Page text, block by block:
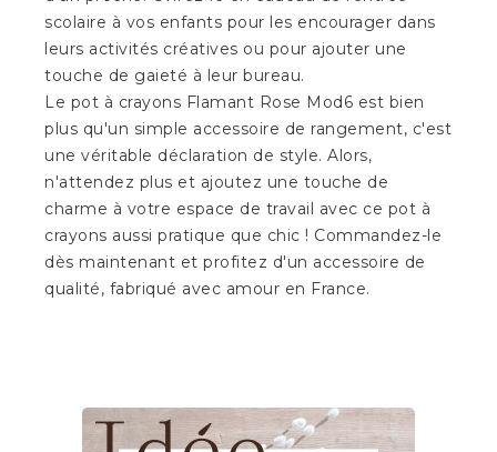
scolaire à vos enfants pour les encourager dans
leurs activités créatives ou pour ajouter une
touche de gaieté à leur bureau.
Le pot à crayons Flamant Rose Mod6 est bien
plus qu'un simple accessoire de rangement, c'est
une véritable déclaration de style. Alors,
n'attendez plus et ajoutez une touche de
charme à votre espace de travail avec ce pot à
crayons aussi pratique que chic ! Commandez-le
dès maintenant et profitez d'un accessoire de
qualité, fabriqué avec amour en France.